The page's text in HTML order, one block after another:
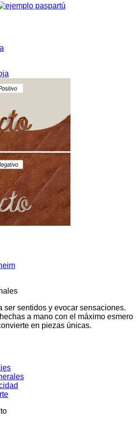
ser sentidos y evocar sensaciones.
a mano con el máximo esmero
en piezas únicas.